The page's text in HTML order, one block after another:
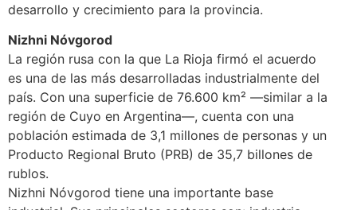
desarrollo y crecimiento para la provincia.
Nizhni Nóvgorod
La región rusa con la que La Rioja firmó el acuerdo
es una de las más desarrolladas industrialmente del
país. Con una superficie de 76.600 km² —similar a la
región de Cuyo en Argentina—, cuenta con una
población estimada de 3,1 millones de personas y un
Producto Regional Bruto (PRB) de 35,7 billones de
rublos.
Nizhni Nóvgorod tiene una importante base